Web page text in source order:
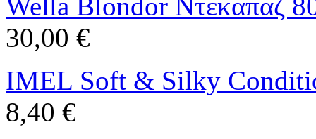
30,00 €
IMEL Soft & Silky
8,40 €